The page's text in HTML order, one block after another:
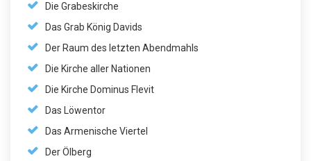
Die Grabeskirche
Das Grab König Davids
Der Raum des letzten Abendmahls
Die Kirche aller Nationen
Die Kirche Dominus Flevit
Das Löwentor
Das Armenische Viertel
Der Ölberg